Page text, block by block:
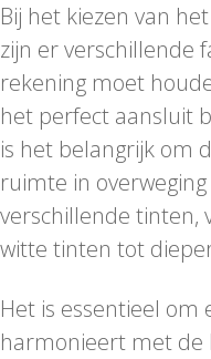
Bij het kiezen van
zijn er verschillende
rekening moet
het perfect aansluit
is het belangrijk om
ruimte in
verschillende tinten,
witte tinten tot
Het is essentieel om
harmonieert met de